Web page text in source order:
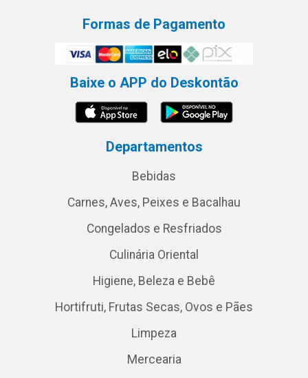
Formas de Pagamento
Baixe o APP do Deskontão
Departamentos
Bebidas
Carnes, Aves, Peixes e Bacalhau
Congelados e Resfriados
Culinária Oriental
Higiene, Beleza e Bebê
Hortifruti, Frutas Secas, Ovos e Pães
Limpeza
Mercearia